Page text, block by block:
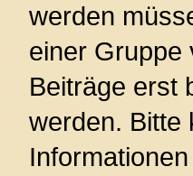
werden
einer Gruppe
Beiträge erst
werden. Bitte